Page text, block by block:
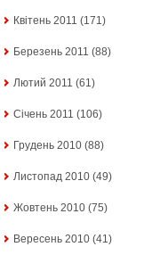
Квітень 2011 (171)
Березень 2011 (88)
Лютий 2011 (61)
Січень 2011 (106)
Грудень 2010 (88)
Листопад 2010 (49)
Жовтень 2010 (75)
Вересень 2010 (41)